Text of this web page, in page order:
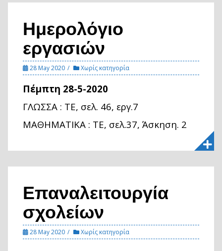
Ημερολόγιο
εργασιών
28 May 2020 Χωρίς κατηγορία
Πέμπτη 28-5-2020
ΓΛΩΣΣΑ : ΤΕ, σελ. 46, εργ.7
ΜΑΘΗΜΑΤΙΚΑ : ΤΕ, σελ.37, Άσκηση. 2
Επαναλειτουργία
σχολείων
28 May 2020 Χωρίς κατηγορία